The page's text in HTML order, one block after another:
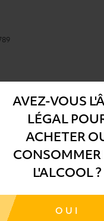
AVEZ-VOUS
LÉGAL
ACHETER
CONSOMMER
L'ALCOOL ?
OUI
EN 24H ET
DE 100€
SÉCURISÉ
en toute sérénité